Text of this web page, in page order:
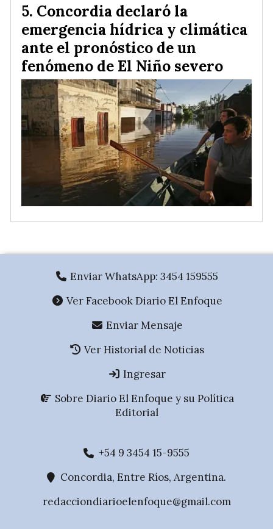
Concordia declaró la
emergencia hídrica y climática
ante el pronóstico de un
fenómeno de El Niño severo
Enviar WhatsApp: 3454 159555
Ver Facebook Diario El Enfoque
Enviar Mensaje
Ver Historial de Noticias
Ingresar
Sobre Diario El Enfoque y su Política
Editorial
+54 9 3454 15-9555
Concordia, Entre Ríos, Argentina.
redacciondiarioelenfoque@gmail.com